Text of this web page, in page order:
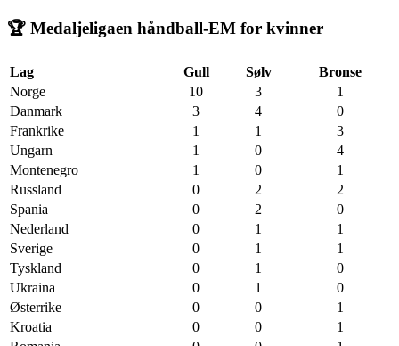
🏆 Medaljeligaen håndball-EM for kvinner
Lag Gull Sølv
Bronse
Norge
10 3
1
Danmark
3 4
0
Frankrike
1 1
3
Ungarn
1 0
4
Montenegro
1 0
1
Russland
0 2
2
Spania
0 2
0
Nederland
0 1
1
Sverige
0 1
1
Tyskland
0 1
0
Ukraina
0 1
0
Østerrike
0 0
1
Kroatia
0 0
1